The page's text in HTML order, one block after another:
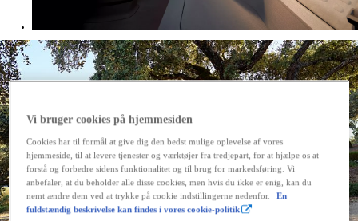
Vi bruger cookies på hjemmesiden
Cookies har til formål at give dig den bedst mulige oplevelse af vores
hjemmeside, til at levere tjenester og værktøjer fra tredjepart, for at hjælpe os at
forstå og forbedre sidens funktionalitet og til brug for markedsføring. Vi
anbefaler, at du beholder alle disse cookies, men hvis du ikke er enig, kan du
nemt ændre dem ved at trykke på cookie indstillingerne nedenfor.
En
fuldstændig beskrivelse kan findes i vores cookie-politik